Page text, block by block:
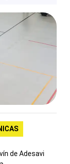
de Adesavi